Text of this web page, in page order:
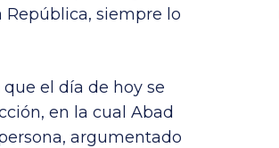
República, siempre lo
el día de hoy se
en la cual Abad
argumentado